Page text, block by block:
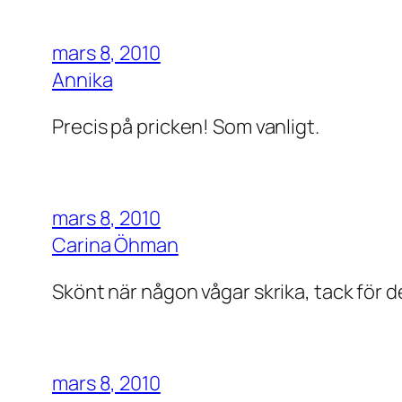
mars 8, 2010
Annika
Precis på pricken! Som vanligt.
mars 8, 2010
Carina Öhman
Skönt när någon vågar skrika, tack för
mars 8, 2010